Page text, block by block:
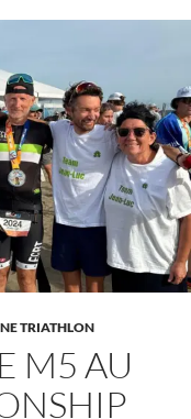
TRIATHLON
M5 AU